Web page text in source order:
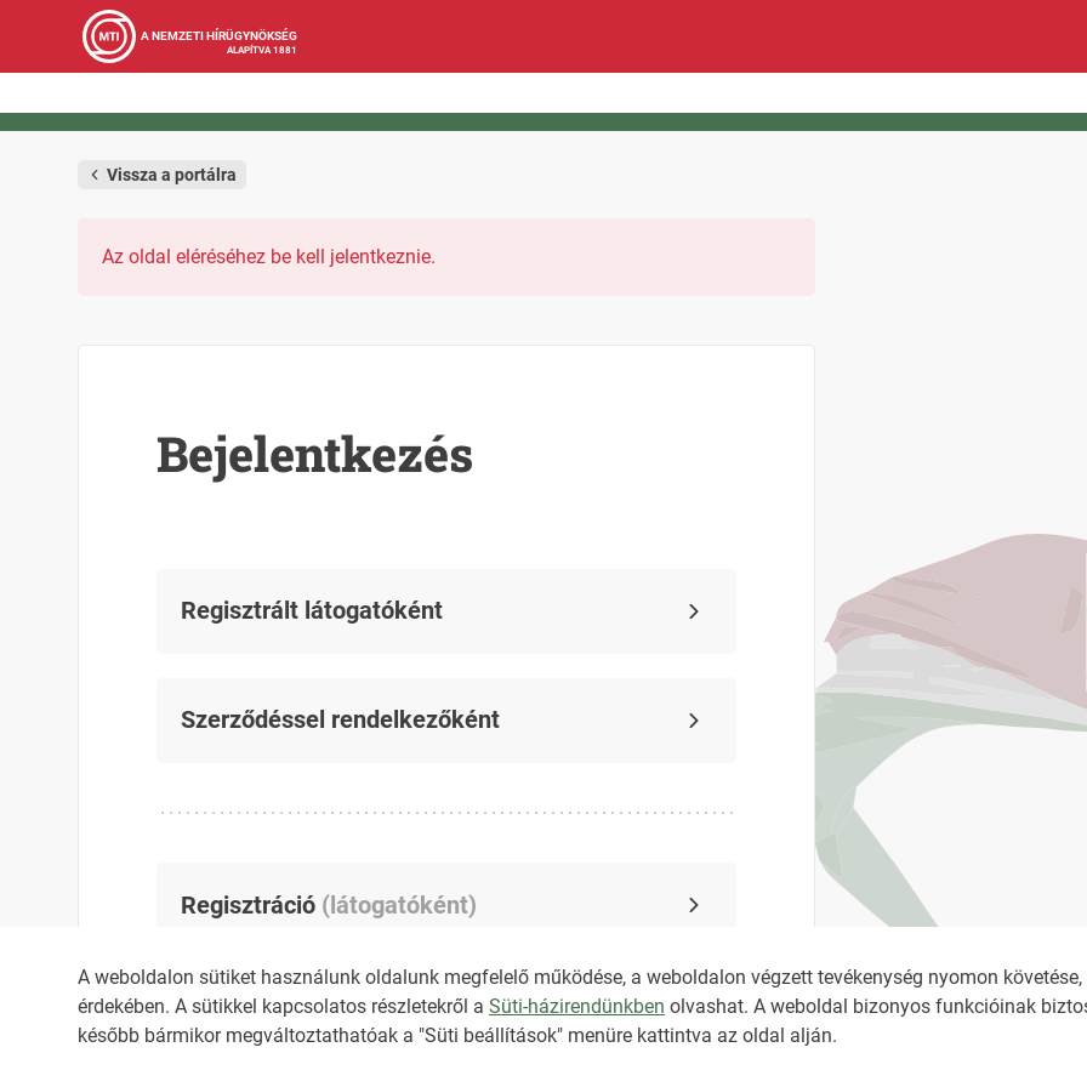
A weboldalon sütiket használunk oldalunk megfelelő működése, a weboldalon végzett tevékenység nyomon
érdekében. A sütikkel kapcsolatos részletekről a Süti-házirendünkben olvashat. A weboldal bizonyos funkcióinak
később bármikor megváltoztathatóak a "Süti beállítások" menüre kattintva az oldal alján.
A NEMZETI HÍRÜGYNÖKSÉG
ALAPÍTVA 1881
Vissza a portálra
Az oldal eléréséhez be kell jelentkeznie.
Bejelentkezés
Regisztrált látogatóként
Szerződéssel rendelkezőként
Regisztráció (látogatóként)